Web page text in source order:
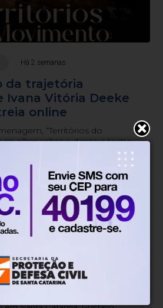
Há 2 semanas
da trajetória
Ivana Vitória Deeke
online
“Territórios do
olhar sobre a dança e teatro
memória coletiva e
o blog/coluna